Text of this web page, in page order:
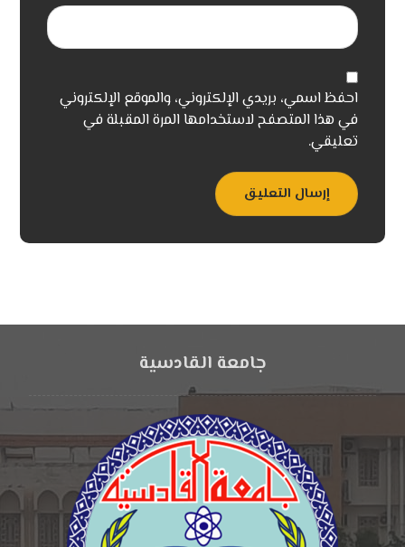
احفظ اسمي، بريدي الإلكتروني، والموقع الإلكتروني
في هذا المتصفح لاستخدامها المرة المقبلة في
تعليقي.
إرسال التعليق
جامعة القادسية